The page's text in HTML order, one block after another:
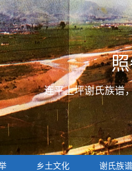
连平上坪谢氏族谱
乡土文化 谢氏族谱